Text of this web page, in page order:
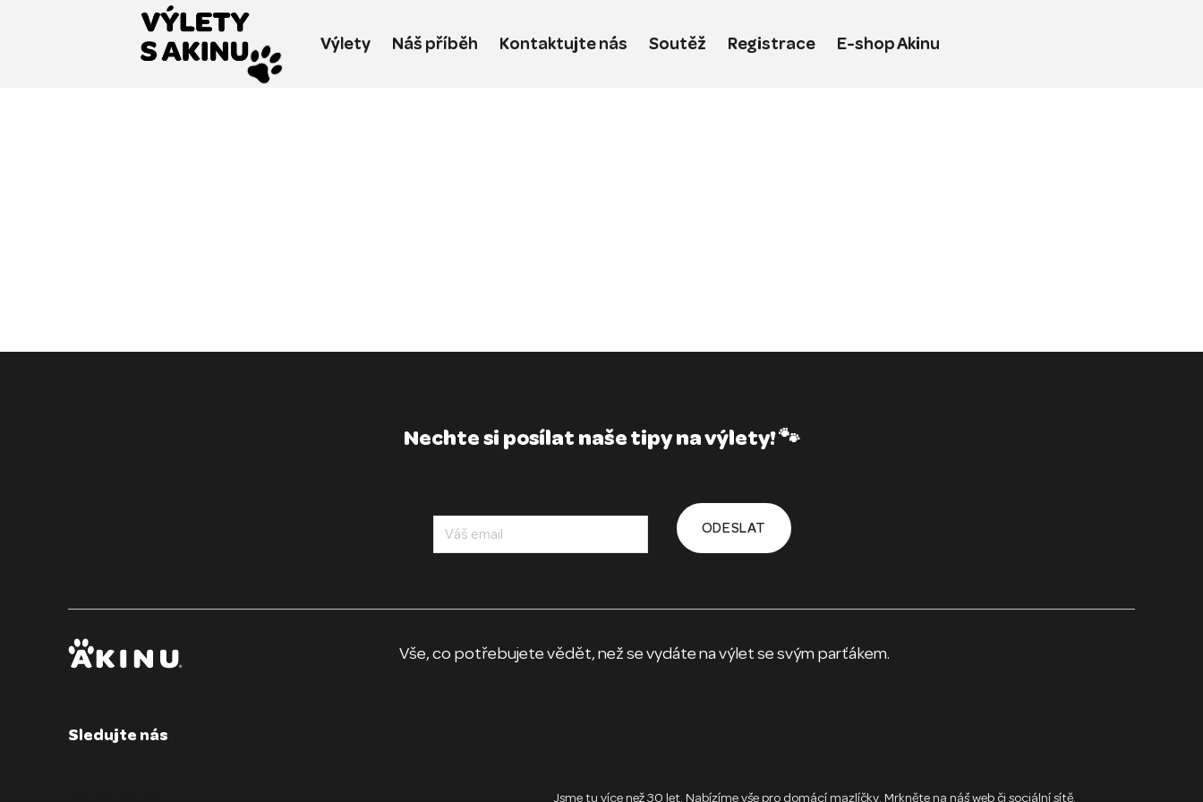
Výlety Náš příběh Kontaktujte nás Soutěž Registrace E-shop Akinu
Nechte si posílat naše tipy na výlety! 🐾
ODESLAT
Vše, co potřebujete vědět, než se vydáte na výlet se svým parťákem.
Sledujte nás
Jsme tu více než 30 let. Nabízíme vše pro domácí mazlíčky. Mrkněte na náš web či sociální sítě.